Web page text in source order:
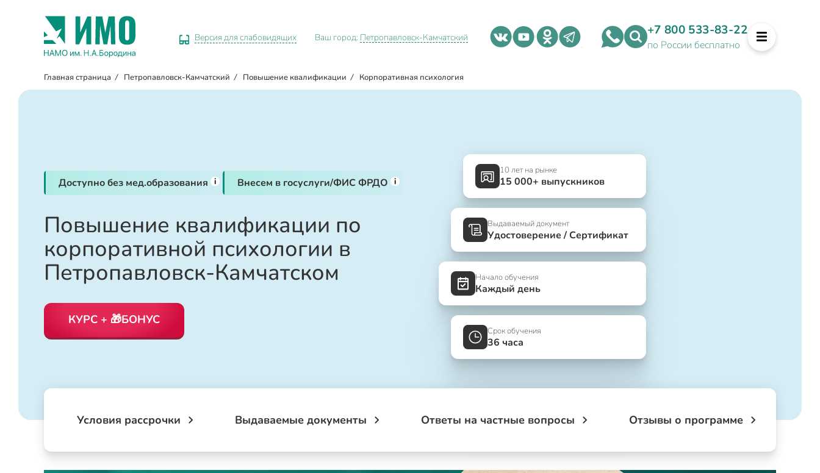
Версия для слабовидящих Ваш город: Петропавловск-Камчатский +7 800 533-83-22
по России бесплатно
Главная страница / Петропавловск-Камчатский / Повышение квалификации / Корпоративная психология
Доступно без мед.образования i Внесем в госуслуги/ФИС ФРДО i
Повышение квалификации по
корпоративной психологии в
Петропавловск-Камчатском
КУРС + 🎁БОНУС
10 лет на рынке
15 000+ выпускников
Выдаваемый документ
Удостоверение / Сертификат
Начало обучения
Каждый день
Срок обучения
36 часа
Условия рассрочки Выдаваемые документы Ответы на частные вопросы Отзывы о программе